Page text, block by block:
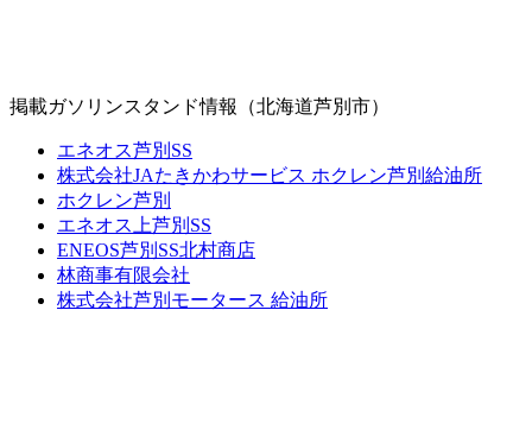
掲載ガソリンスタンド情報（北海道芦別市）
エネオス芦別SS
株式会社JAたきかわサービス ホクレン芦別給油所
ホクレン芦別
エネオス上芦別SS
ENEOS芦別SS北村商店
林商事有限会社
株式会社芦別モータース 給油所